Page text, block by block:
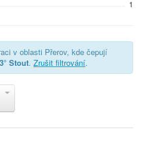
1
v oblasti Přerov, kde čepují
Stout. Zrušit filtrování.